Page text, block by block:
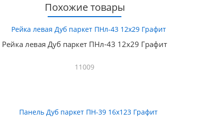
Похожие товары
Рейка левая Дуб паркет ПНл-43 12х29 Графит
11009